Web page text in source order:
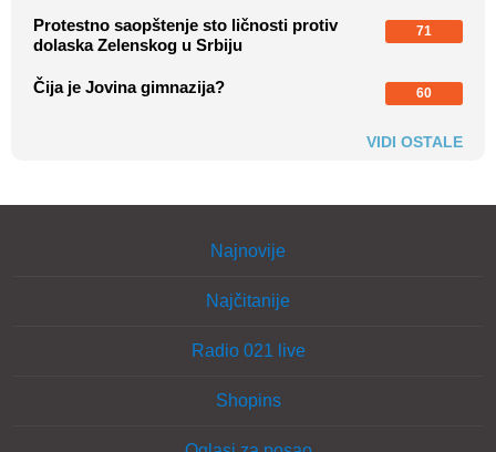
Protestno saopštenje sto ličnosti protiv
dolaska Zelenskog u Srbiju
71
Čija je Jovina gimnazija? 60
VIDI OSTALE
Najnovije
Najčitanije
Radio 021 live
Shopins